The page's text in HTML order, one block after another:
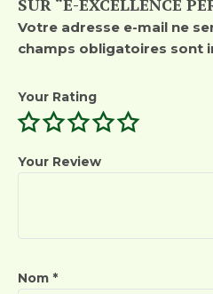
Votre adresse e-mail ne
champs obligatoires sont
Your Rating
Your Review
Nom *